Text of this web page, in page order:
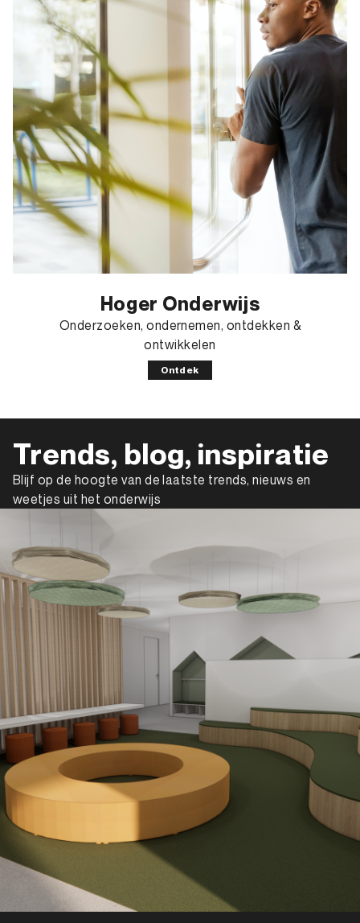
Hoger Onderwijs
Onderzoeken, ondernemen, ontdekken &
ontwikkelen
Ontdek
Trends, blog, inspiratie
Blijf op de hoogte van de laatste trends, nieuws en
weetjes uit het onderwijs